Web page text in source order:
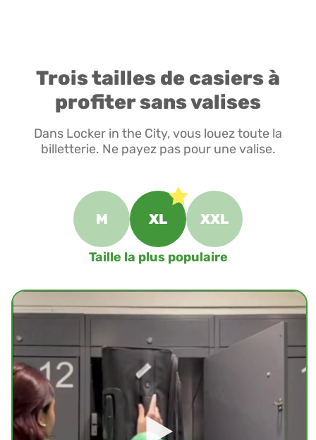
Trois tailles de casiers à
profiter sans valises
Dans Locker in the City, vous louez toute la
billetterie. Ne payez pas pour une valise.
M XL XXL
Taille la plus populaire